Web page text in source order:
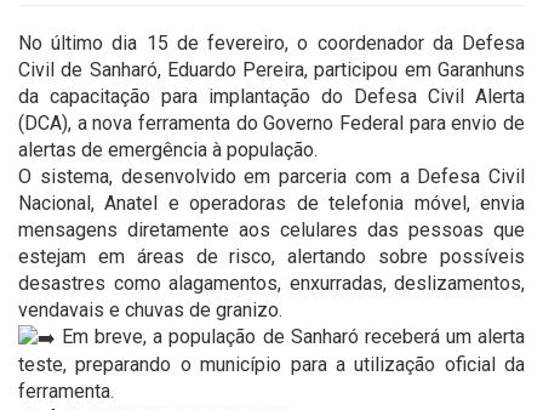
No último dia 15 de fevereiro, o coordenador da Defesa
Civil de Sanharó, Eduardo Pereira, participou em Garanhuns
da capacitação para implantação do Defesa Civil Alerta
(DCA), a nova ferramenta do Governo Federal para envio de
alertas de emergência à população.
O sistema, desenvolvido em parceria com a Defesa Civil
Nacional, Anatel e operadoras de telefonia móvel, envia
mensagens diretamente aos celulares das pessoas que
estejam em áreas de risco, alertando sobre possíveis
desastres como alagamentos, enxurradas, deslizamentos,
vendavais e chuvas de granizo.
Em breve, a população de Sanharó receberá um alerta
teste, preparando o município para a utilização oficial da
ferramenta.